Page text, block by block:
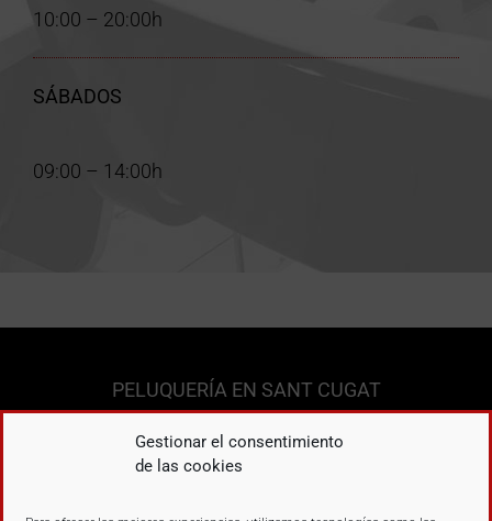
Gestionar el consentimiento
de las cookies
10:00 – 20:00h
SÁBADOS
09:00 – 14:00h
PELUQUERÍA EN SANT CUGAT
Francesc Moragas, 5